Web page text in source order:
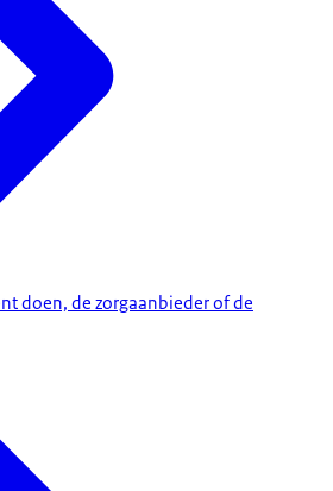
doen, de zorgaanbieder of de